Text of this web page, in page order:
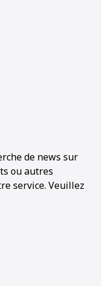
de news sur
ou autres
service. Veuillez